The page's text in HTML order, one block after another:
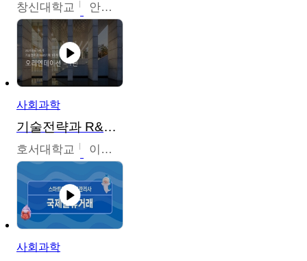
창신대학교 안소영
사회과학
기술전략과 R&D기획
호서대학교 이원희
사회과학